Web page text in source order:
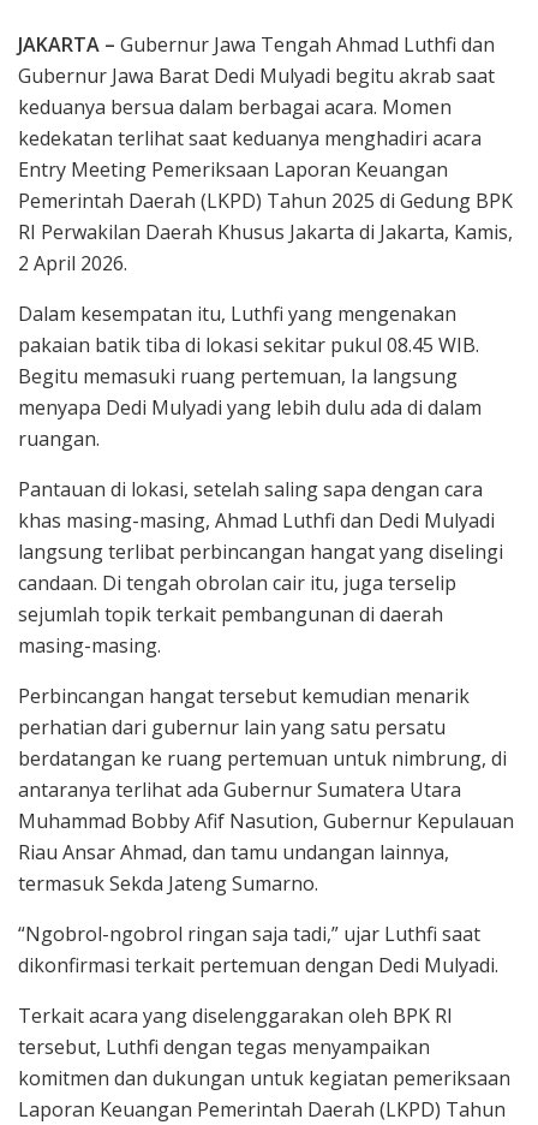
JAKARTA – Gubernur Jawa Tengah Ahmad Luthfi dan
Gubernur Jawa Barat Dedi Mulyadi begitu akrab saat
keduanya bersua dalam berbagai acara. Momen
kedekatan terlihat saat keduanya menghadiri acara
Entry Meeting Pemeriksaan Laporan Keuangan
Pemerintah Daerah (LKPD) Tahun 2025 di Gedung BPK
RI Perwakilan Daerah Khusus Jakarta di Jakarta, Kamis,
2 April 2026.
Dalam kesempatan itu, Luthfi yang mengenakan
pakaian batik tiba di lokasi sekitar pukul 08.45 WIB.
Begitu memasuki ruang pertemuan, Ia langsung
menyapa Dedi Mulyadi yang lebih dulu ada di dalam
ruangan.
Pantauan di lokasi, setelah saling sapa dengan cara
khas masing-masing, Ahmad Luthfi dan Dedi Mulyadi
langsung terlibat perbincangan hangat yang diselingi
candaan. Di tengah obrolan cair itu, juga terselip
sejumlah topik terkait pembangunan di daerah
masing-masing.
Perbincangan hangat tersebut kemudian menarik
perhatian dari gubernur lain yang satu persatu
berdatangan ke ruang pertemuan untuk nimbrung, di
antaranya terlihat ada Gubernur Sumatera Utara
Muhammad Bobby Afif Nasution, Gubernur Kepulauan
Riau Ansar Ahmad, dan tamu undangan lainnya,
termasuk Sekda Jateng Sumarno.
“Ngobrol-ngobrol ringan saja tadi,” ujar Luthfi saat
dikonfirmasi terkait pertemuan dengan Dedi Mulyadi.
Terkait acara yang diselenggarakan oleh BPK RI
tersebut, Luthfi dengan tegas menyampaikan
komitmen dan dukungan untuk kegiatan pemeriksaan
Laporan Keuangan Pemerintah Daerah (LKPD) Tahun